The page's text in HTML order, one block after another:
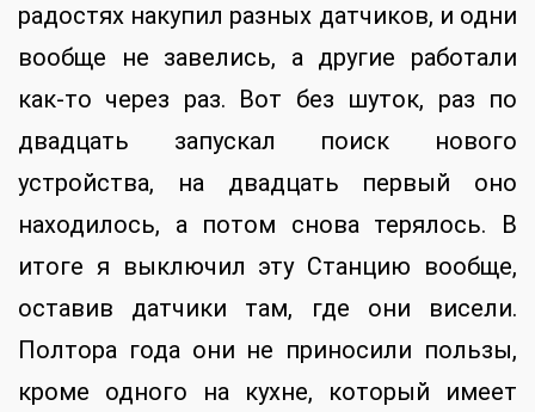
радостях накупил разных датчиков, и одни
вообще не завелись, а другие работали
как-то через раз. Вот без шуток, раз по
двадцать запускал поиск нового
устройства, на двадцать первый оно
находилось, а потом снова терялось. В
итоге я выключил эту Станцию вообще,
оставив датчики там, где они висели.
Полтора года они не приносили пользы,
кроме одного на кухне, который имеет